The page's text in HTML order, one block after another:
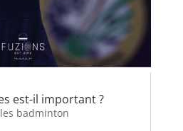
est-il important ?
badminton